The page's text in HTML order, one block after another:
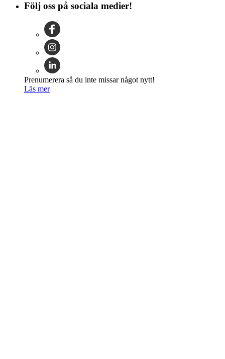
Följ oss på sociala medier!
Prenumerera så du inte missar något nytt!
Läs mer